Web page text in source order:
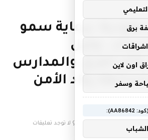
برعاية سمو
وكيل
الفرق والمدارس
مسابقة روّاد الأمن
لا توجد تعليقات
برق
اون لاين
وسفر